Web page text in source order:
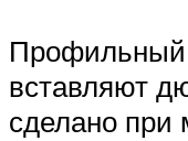
Профильный
вставляют
сделано при